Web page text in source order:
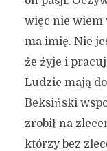
więc nie wiem
ma imię. Nie
że żyje i
Ludzie mają
Beksiński
zrobił na
którzy bez